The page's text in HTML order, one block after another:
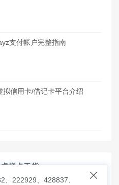
支付帐户完整指南
拟信用卡/借记卡平台介绍
拟卡干货

、222929、428837、